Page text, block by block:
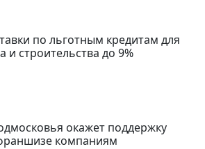
по льготным кредитам для
и строительства до 9%
окажет поддержку
компаниям